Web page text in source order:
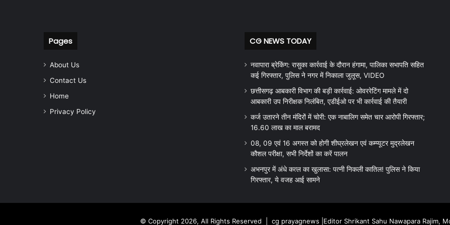
Pages
About Us
Contact Us
Home
Privacy Policy
CG NEWS TODAY
नवापारा ब्रेकिंग: रासुका कार्रवाई के दौरान हंगामा, पालिका सभापति सहित
कई गिरफ्तार, पुलिस ने नगर में निकाला जुलूस, VIDEO
छत्तीसगढ़ आबकारी विभाग की बड़ी कार्रवाई: ओवररेटिंग मामले में दो
आबकारी उप निरीक्षक निलंबित, एडीईओ पर भी कार्रवाई की तैयारी
कर्ज उतारने तीन मंदिरों में चोरी: एक नाबालिग समेत चार आरोपी गिरफ्तार;
16.60 लाख का माल बरामद
08, 09 एवं 16 अगस्त को होगी शीघ्रलेखन एवं कम्प्यूटर मुद्रलेखन
कौशल परीक्षा, सभी निर्देशों का करें पालन
अभनपुर में अंधे कत्ल का खुलासा: पत्नी निकली कातिल! पुलिस ने किया
गिरफ्तार, ये वजह आई सामने
© Copyright 2026, All Rights Reserved | cg prayagnews |Editor Shrikant Sahu Nawapara Rajim,